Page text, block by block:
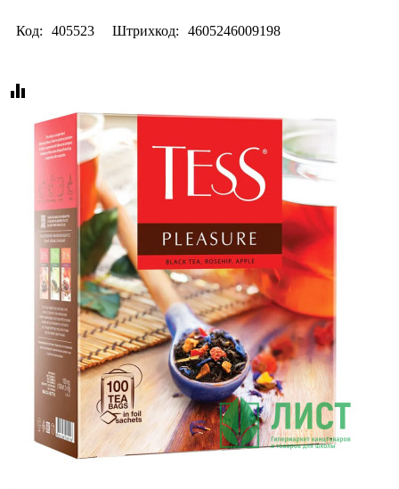
Код: 405523 Штрихкод: 4605246009198
equalizer